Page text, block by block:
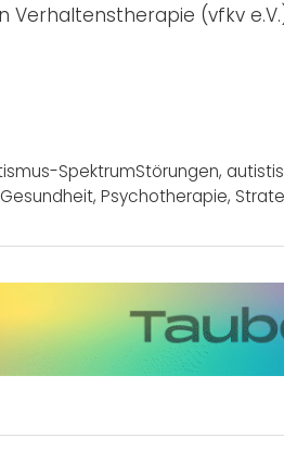
Verhaltenstherapie (vfkv
SpektrumStörungen,
, Psychotherapie,